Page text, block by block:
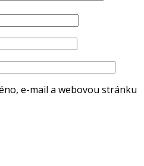
e-mail a webovou stránku